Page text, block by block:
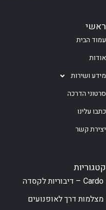
ראשי
עמוד הבית
אודות
מידע ושירות
סרטוני הדרכה
כתבו עלינו
יצירת קשר
קטגוריות
Cardo – דיבוריות לקסדה
מצלמות דרך לאופנועים